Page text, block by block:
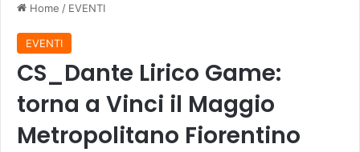
Home / EVENTI
EVENTI
CS_Dante Lirico Game:
torna a Vinci il Maggio
Metropolitano Fiorentino